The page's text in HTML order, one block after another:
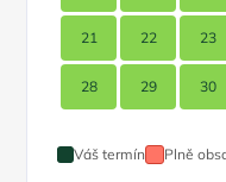
21 22 23
28 29 30
Váš termín Plně